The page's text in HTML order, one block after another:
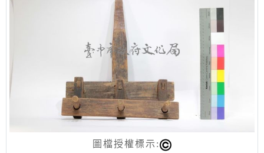
圖檔授權標示: